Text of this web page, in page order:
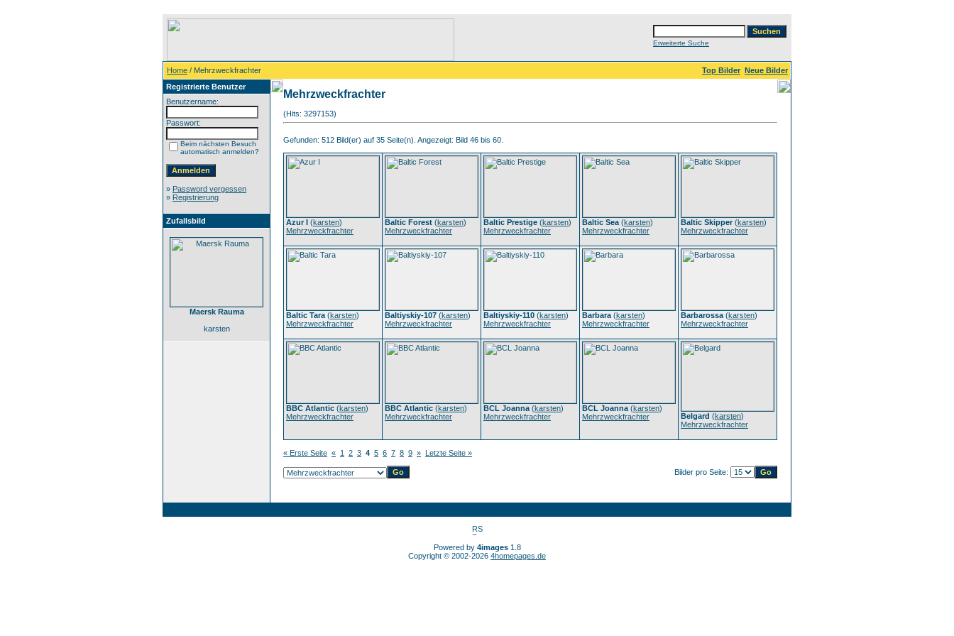
Erweiterte Suche
Home / Mehrzweckfrachter Top Bilder Neue Bilder
Registrierte Benutzer
Benutzername:
Passwort:
Beim nächsten Besuch
automatisch anmelden?
» Password vergessen
» Registrierung
Zufallsbild
Maersk Rauma
karsten
Mehrzweckfrachter
(Hits: 3297153)
Gefunden: 512 Bild(er) auf 35 Seite(n). Angezeigt: Bild 46 bis 60.
Azur I (karsten)
Mehrzweckfrachter
Baltic Forest (karsten)
Mehrzweckfrachter
Baltic Prestige (karsten)
Mehrzweckfrachter
Baltic Sea (karsten)
Mehrzweckfrachter
Baltic Skipper(karsten)
Mehrzweckfrachter
Baltic Tara (karsten)
Mehrzweckfrachter
Baltiyskiy-107 (karsten)
Mehrzweckfrachter
Baltiyskiy-110 (karsten)
Mehrzweckfrachter
Barbara (karsten)
Mehrzweckfrachter
Barbarossa (karsten)
Mehrzweckfrachter
BBC Atlantic (karsten)
Mehrzweckfrachter
BBC Atlantic (karsten)
Mehrzweckfrachter
BCL Joanna (karsten)
Mehrzweckfrachter
BCL Joanna (karsten)
Mehrzweckfrachter
Belgard (karsten)
Mehrzweckfrachter
« Erste Seite « 1 2 3 4 5 6 7 8 9 » Letzte Seite »
Bilder pro Seite:
Powered by 4images1.8
Copyright © 2002-2026 4homepages.de